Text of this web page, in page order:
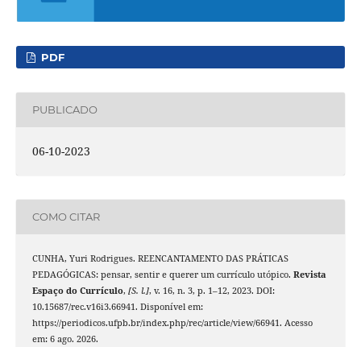
PDF
PUBLICADO
06-10-2023
COMO CITAR
CUNHA, Yuri Rodrigues. REENCANTAMENTO DAS PRÁTICAS
PEDAGÓGICAS: pensar, sentir e querer um currículo utópico. Revista
Espaço do Currículo, [S. l.], v. 16, n. 3, p. 1–12, 2023. DOI:
10.15687/rec.v16i3.66941. Disponível em:
https://periodicos.ufpb.br/index.php/rec/article/view/66941. Acesso
em: 6 ago. 2026.